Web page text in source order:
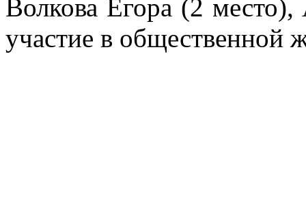
Волкова Егора (2
участие в общественной